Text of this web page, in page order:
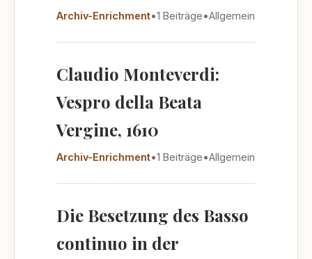
Archiv-Enrichment•1 Beiträge•Allgemein
Claudio Monteverdi:
Vespro della Beata
Vergine, 1610
Archiv-Enrichment•1 Beiträge•Allgemein
Die Besetzung des Basso
continuo in der